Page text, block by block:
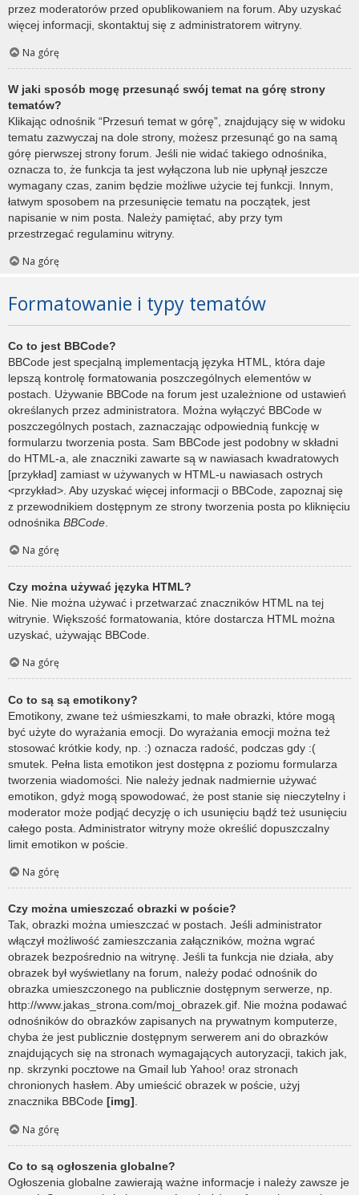
przez moderatorów przed opublikowaniem na forum. Aby uzyskać
więcej informacji, skontaktuj się z administratorem witryny.
Na górę
W jaki sposób mogę przesunąć swój temat na górę strony
tematów?
Klikając odnośnik “Przesuń temat w górę”, znajdujący się w widoku
tematu zazwyczaj na dole strony, możesz przesunąć go na samą
górę pierwszej strony forum. Jeśli nie widać takiego odnośnika,
oznacza to, że funkcja ta jest wyłączona lub nie upłynął jeszcze
wymagany czas, zanim będzie możliwe użycie tej funkcji. Innym,
łatwym sposobem na przesunięcie tematu na początek, jest
napisanie w nim posta. Należy pamiętać, aby przy tym
przestrzegać regulaminu witryny.
Na górę
Formatowanie i typy tematów
Co to jest BBCode?
BBCode jest specjalną implementacją języka HTML, która daje
lepszą kontrolę formatowania poszczególnych elementów w
postach. Używanie BBCode na forum jest uzależnione od ustawień
określanych przez administratora. Można wyłączyć BBCode w
poszczególnych postach, zaznaczając odpowiednią funkcję w
formularzu tworzenia posta. Sam BBCode jest podobny w składni
do HTML-a, ale znaczniki zawarte są w nawiasach kwadratowych
[przykład] zamiast w używanych w HTML-u nawiasach ostrych
<przykład>. Aby uzyskać więcej informacji o BBCode, zapoznaj się
z przewodnikiem dostępnym ze strony tworzenia posta po kliknięciu
odnośnika BBCode
Na górę
Czy można używać języka HTML?
Nie. Nie można używać i przetwarzać znaczników HTML na tej
witrynie. Większość formatowania, które dostarcza HTML można
uzyskać, używając BBCode.
Na górę
Co to są są emotikony?
Emotikony, zwane też uśmieszkami, to małe obrazki, które mogą
być użyte do wyrażania emocji. Do wyrażania emocji można też
stosować krótkie kody, np. :) oznacza radość, podczas gdy :(
smutek. Pełna lista emotikon jest dostępna z poziomu formularza
tworzenia wiadomości. Nie należy jednak nadmiernie używać
emotikon, gdyż mogą spowodować, że post stanie się nieczytelny i
moderator może podjąć decyzję o ich usunięciu bądź też usunięciu
całego posta. Administrator witryny może określić dopuszczalny
limit emotikon w poście.
Na górę
Czy można umieszczać obrazki w poście?
Tak, obrazki można umieszczać w postach. Jeśli administrator
włączył możliwość zamieszczania załączników, można wgrać
obrazek bezpośrednio na witrynę. Jeśli ta funkcja nie działa, aby
obrazek był wyświetlany na forum, należy podać odnośnik do
obrazka umieszczonego na publicznie dostępnym serwerze, np.
http://www.jakas_strona.com/moj_obrazek.gif. Nie można podawać
odnośników do obrazków zapisanych na prywatnym komputerze,
chyba że jest publicznie dostępnym serwerem ani do obrazków
znajdujących się na stronach wymagających autoryzacji, takich jak,
np. skrzynki pocztowe na Gmail lub Yahoo! oraz stronach
chronionych hasłem. Aby umieścić obrazek w poście, użyj
znacznika BBCode [img].
Na górę
Co to są ogłoszenia globalne?
Ogłoszenia globalne zawierają ważne informacje i należy zawsze je